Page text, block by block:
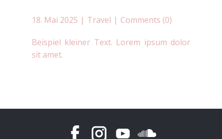
18. Mai 2025 Travel Comments (0)
Beispiel kleiner Text. Lorem ipsum dolor
sit amet.